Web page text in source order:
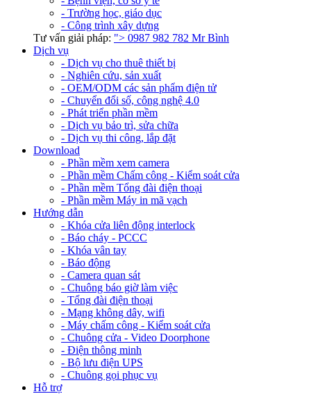
- Trường học, giáo dục
- Công trình xây dựng
Tư vấn giải pháp: "> 0987 982 782 Mr Bình
Dịch vụ
- Dịch vụ cho thuê thiết bị
- Nghiên cứu, sản xuất
- OEM/ODM các sản phẩm điện tử
- Chuyển đổi số, công nghệ 4.0
- Phát triển phần mềm
- Dịch vụ bảo trì, sửa chữa
- Dịch vụ thi công, lắp đặt
Download
- Phần mềm xem camera
- Phần mềm Chấm công - Kiểm soát cửa
- Phần mềm Tổng đài điện thoại
- Phần mềm Máy in mã vạch
Hướng dẫn
- Khóa cửa liên động interlock
- Báo cháy - PCCC
- Khóa vân tay
- Báo động
- Camera quan sát
- Chuông báo giờ làm việc
- Tổng đài điện thoại
- Mạng không dây, wifi
- Máy chấm công - Kiểm soát cửa
- Chuông cửa - Video Doorphone
- Điện thông minh
- Bộ lưu điện UPS
- Chuông gọi phục vụ
Hỗ trợ